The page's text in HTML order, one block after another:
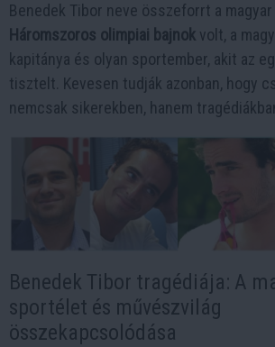
Benedek Tibor neve összeforrt a magyar
Háromszoros olimpiai bajnok volt, a
kapitánya és olyan sportember, akit az
tisztelt. Kevesen tudják azonban, hogy
nemcsak sikerekben, hanem
Benedek Tibor tragédiája: A
sportélet és művészvilág
összekapcsolódása